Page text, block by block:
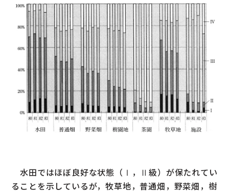
水田ではほぼ良好な状態（Ⅰ，Ⅱ級）が保たれてい
ることを示しているが，牧草地，普通畑，野菜畑，樹